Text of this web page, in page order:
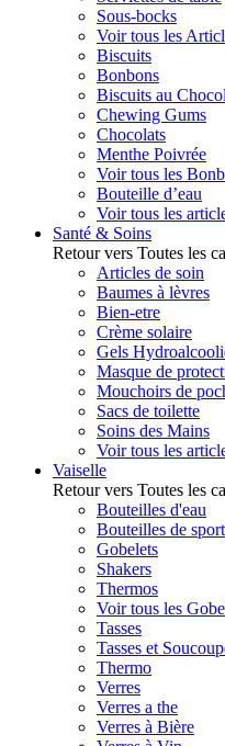
Sous-bocks
Voir tous les
Biscuits
Bonbons
Biscuits au
Chewing Gums
Chocolats
Menthe Poivrée
Voir tous les
Bouteille d’eau
Voir tous les
Santé & Soins
Retour vers Toutes les
Articles de soin
Baumes à lèvres
Bien-etre
Crème solaire
Gels
Masque de
Mouchoirs de
Sacs de toilette
Soins des Mains
Voir tous les
Vaiselle
Retour vers Toutes les
Bouteilles d'eau
Bouteilles de sport
Gobelets
Shakers
Thermos
Voir tous les
Tasses
Tasses et
Thermo
Verres
Verres a the
Verres à Bière